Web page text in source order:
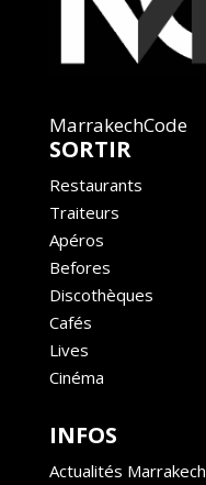
MarrakechCode
SORTIR
Restaurants
Traiteurs
Apéros
Befores
Discothèques
Cafés
Lives
Cinéma
INFOS
Actualités Marrakech